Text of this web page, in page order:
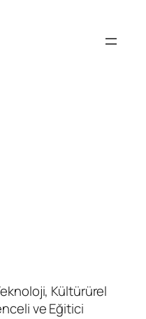
Kültürürel
ve Eğitici